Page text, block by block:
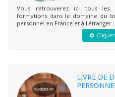
Vous retrouverez ici tous les
formations dans le domaine du
personnel en France et à l'étranger.
LIVRE DE